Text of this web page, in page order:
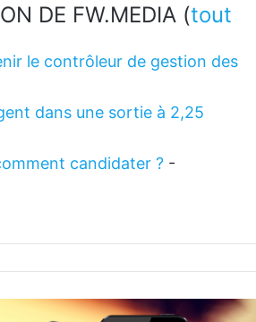
DE FW.MEDIA (tout
le contrôleur de gestion des
dans une sortie à 2,25
candidater ? -